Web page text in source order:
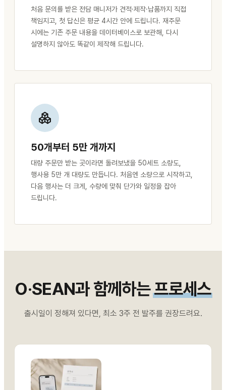
처음 문의를 받은 전담 매니저가 견적·제작·납품까지 직접
책임지고, 첫 답신은 평균 4시간 안에 드립니다. 재주문
시에는 기존 주문 내용을 데이터베이스로 보관해, 다시
설명하지 않아도 똑같이 제작해 드립니다.
50개부터 5만 개까지
대량 주문만 받는 곳이라면 돌려보냈을 50세트 소량도,
행사용 5만 개 대량도 만듭니다. 처음엔 소량으로 시작하고,
다음 행사는 더 크게, 수량에 맞춰 단가와 일정을 잡아
드립니다.
O·SEAN과 함께하는프로세스
출시일이 정해져 있다면, 최소 3주 전 발주를 권장드려요.